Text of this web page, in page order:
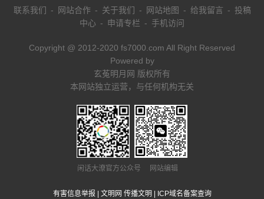
联系我们 - 网站合作- 关于我们 - 网站地图 - 给我留言 - 投稿
中心 - 申请专栏 - 手机访问
Copyright @ 2012-2020 fs7000.com All Right Reserved
Powered by
玄菟明月网 版权所有
本网站独立运营，与任何机构无关
闲话大潦官方公众号 网站编辑
有害信息举报 文明网 传播文明 ICP域名备案查询